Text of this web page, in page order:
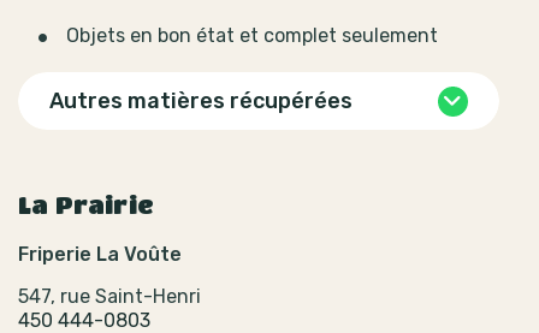
Objets en bon état et complet seulement
Autres matières récupérées
La Prairie
Friperie La Voûte
547, rue Saint-Henri
450 444-0803